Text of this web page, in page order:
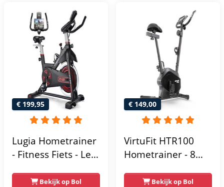
€ 199,95
Lugia Hometrainer
- Fitness Fiets - Led
Verstelbaar Zadel -
Bekijk op Bol
€ 149,00
VirtuFit HTR100
Hometrainer - 8
Weerstandniveau's
Bekijk op Bol